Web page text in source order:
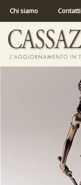
Chi siamo Contatti